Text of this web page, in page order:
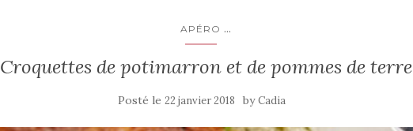
APÉRO ...
Croquettes de potimarron et de pommes de terre
Posté le22 janvier 2018 byCadia